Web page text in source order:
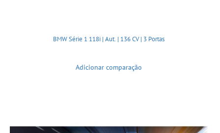
BMW Série 1 118i | Aut. | 136 CV | 3 Portas
Adicionar comparação